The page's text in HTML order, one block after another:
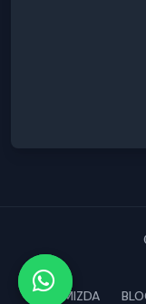
HAKKIMIZDA